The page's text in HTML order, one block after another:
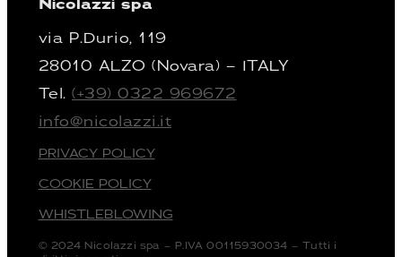
Nicolazzi spa
via P.Durio, 119
28010 ALZO (Novara) – ITALY
Tel.(+39) 0322 969672
info@nicolazzi.it
PRIVACY POLICY
COOKIE POLICY
WHISTLEBLOWING
© 2024 Nicolazzi spa – P.IVA 00115930034 – Tutti i